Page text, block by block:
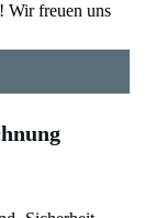
Wir freuen uns